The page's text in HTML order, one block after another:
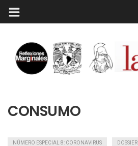
CONSUMO
NÚMERO ESPECIAL 8: CORONAVIRUS DOSSIER